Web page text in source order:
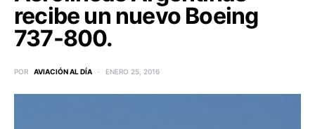
recibe un nuevo Boeing
737-800.
POR AVIACIÓN AL DÍA ENERO 25, 2016